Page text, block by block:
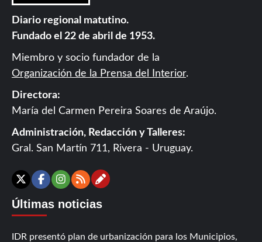
Diario regional matutino.
Fundado el 22 de abril de 1953.
Miembro y socio fundador de la
Organización de la Prensa del Interior.
Directora:
María del Carmen Pereira Soares de Araújo.
Administración, Redacción y Talleres:
Gral. San Martín 711, Rivera - Uruguay.
X Facebook
Instagram
RSSContáctanos
Últimas noticias
IDR presentó plan de urbanización para los Municipios,